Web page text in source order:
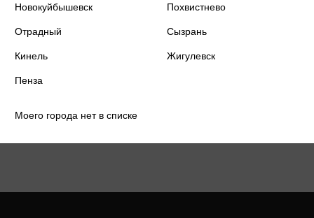
Подробнее о дисконтной карте
Новокуйбышевск Похвистнево
Отрадный Сызрань
Кинель Жигулевск
Пенза
Моего города нет в списке